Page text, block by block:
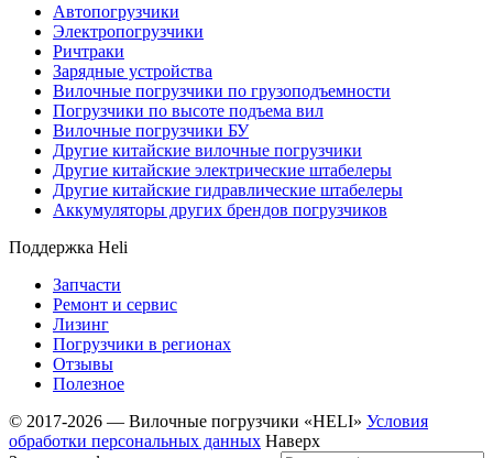
Автопогрузчики
Электропогрузчики
Ричтраки
Зарядные устройства
Вилочные погрузчики по грузоподъемности
Погрузчики по высоте подъема вил
Вилочные погрузчики БУ
Другие китайские вилочные погрузчики
Другие китайские электрические штабелеры
Другие китайские гидравлические штабелеры
Аккумуляторы других брендов погрузчиков
Поддержка Heli
Запчасти
Ремонт и сервис
Лизинг
Погрузчики в регионах
Отзывы
Полезное
© 2017-2026 — Вилочные погрузчики «HELI» Условия
обработки персональных данных Наверх